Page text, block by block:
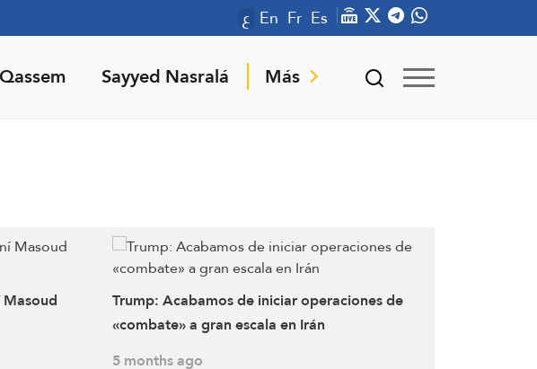
ع En Fr Es
Sayyed Nasralá Más
Trump: Acabamos de iniciar operaciones de
«combate» a gran escala en Irán
5 months ago